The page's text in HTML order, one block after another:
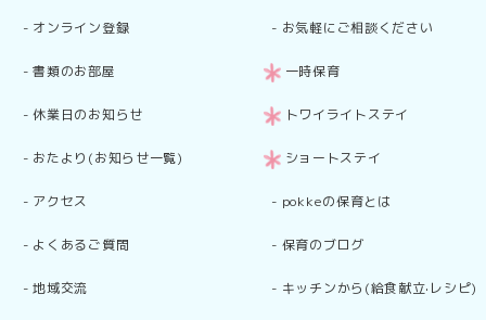
- オンライン登録
-書類のお部屋
-休業日のお知らせ
- おたより(お知らせ一覧)
- アクセス
- よくあるご質問
-地域交流
- お気軽にご相談ください
一時保育
トワイライトステイ
ショートステイ
- pokkeの保育とは
- 保育のブログ
- キッチンから(給食献立·レシピ)